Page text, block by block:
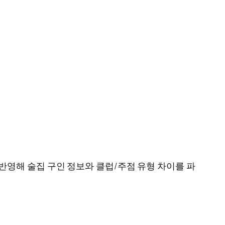
영해 술집 구인 정보와 클럽/주점 유형 차이를 파